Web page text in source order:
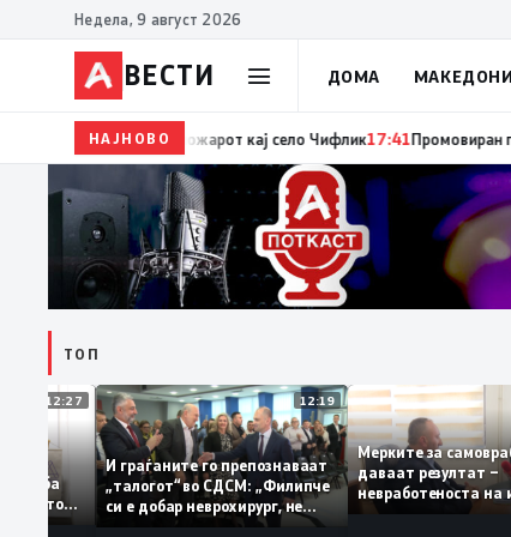
Недела, 9 август 2026
ВЕСТИ ДОМА
НАЈНОВО17:42ЦУК: До 18 часот 11 пожари на отворен
ТОП
12:27
За
треба
домашното
12:19
И граѓаните го препознаваат
„талогот“ во СДСМ: „Филипче
си е добар неврохирург, не
треба се занимава со
Мерките за
даваат
најниско ниво